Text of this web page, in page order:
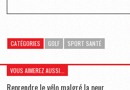
CATÉGORIES GOLF SPORT SANTÉ
VOUS AIMEREZ AUSSI...
Reprendre le vélo malgré la peur